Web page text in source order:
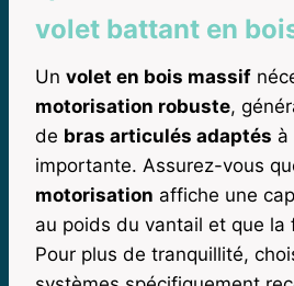
volet battant en
Un volet en bois massif
motorisation robuste,
de bras articulés adaptés à
importante. Assurez-vous
motorisation affiche une
au poids du vantail et que la
Pour plus de tranquillité,